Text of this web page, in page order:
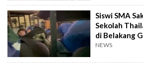
Siswi SMA
Sekolah
di Belakang
Mati
NEWS